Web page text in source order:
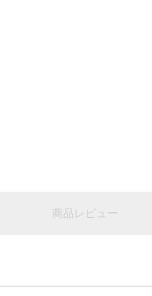
商品レビュー